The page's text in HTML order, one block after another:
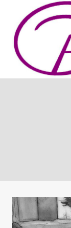
Doorgaan
inhoud